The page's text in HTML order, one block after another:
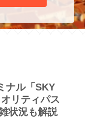
ナル「SKY
リティパス
状況も解説